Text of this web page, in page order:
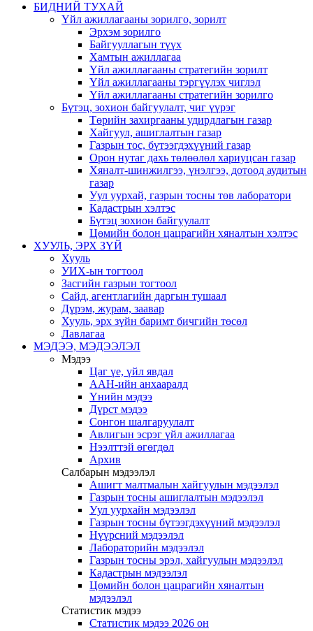
БИДНИЙ ТУХАЙ
Үйл ажиллагааны зорилго, зорилт
Эрхэм зорилго
Байгууллагын түүх
Хамтын ажиллагаа
Үйл ажиллагааны стратегийн зорилт
Үйл ажиллагааны тэргүүлэх чиглэл
Үйл ажиллагааны стратегийн зорилго
Бүтэц, зохион байгуулалт, чиг үүрэг
Төрийн захиргааны удирдлагын газар
Хайгуул, ашиглалтын газар
Газрын тос, бүтээгдэхүүний газар
Орон нутаг дахь төлөөлөл хариуцсан газар
Хяналт-шинжилгээ, үнэлгээ, дотоод аудитын
газар
Уул уурхай, газрын тосны төв лаборатори
Кадастрын хэлтэс
Бүтэц зохион байгуулалт
Цөмийн болон цацрагийн хяналтын хэлтэс
ХУУЛЬ, ЭРХ ЗҮЙ
Хууль
УИХ-ын тогтоол
Засгийн газрын тогтоол
Сайд, агентлагийн даргын тушаал
Дүрэм, журам, заавар
Хууль, эрх зүйн баримт бичгийн төсөл
Лавлагаа
МЭДЭЭ, МЭДЭЭЛЭЛ
Мэдээ
Цаг үе, үйл явдал
ААН-ийн анхааралд
Үнийн мэдээ
Дүрст мэдээ
Сонгон шалгаруулалт
Авлигын эсрэг үйл ажиллагаа
Нээлттэй өгөгдөл
Архив
Салбарын мэдээлэл
Ашигт малтмалын хайгуулын мэдээлэл
Газрын тосны ашиглалтын мэдээлэл
Уул уурхайн мэдээлэл
Газрын тосны бүтээгдэхүүний мэдээлэл
Нүүрсний мэдээлэл
Лабораторийн мэдээлэл
Газрын тосны эрэл, хайгуулын мэдээлэл
Кадастрын мэдээлэл
Цөмийн болон цацрагийн хяналтын
мэдээлэл
Статистик мэдээ
Статистик мэдээ 2026 он